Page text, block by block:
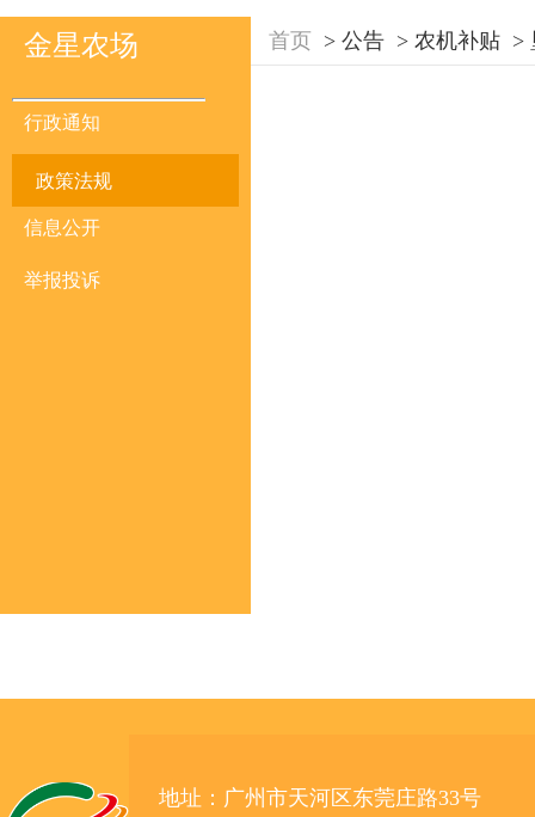
金星农场
行政通知
政策法规
信息公开
举报投诉
首页 > 公告 > 农机补贴 >
地址：广州市天河区东莞庄路33号